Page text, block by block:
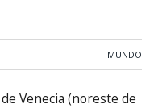
MUNDO
de Venecia (noreste de